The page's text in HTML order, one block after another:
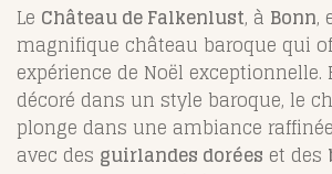
Le Château de Falkenlust, à Bonn,
magnifique château baroque qui
expérience de Noël
décoré dans un style baroque, le
plonge dans une ambiance
avec des guirlandes dorées et des